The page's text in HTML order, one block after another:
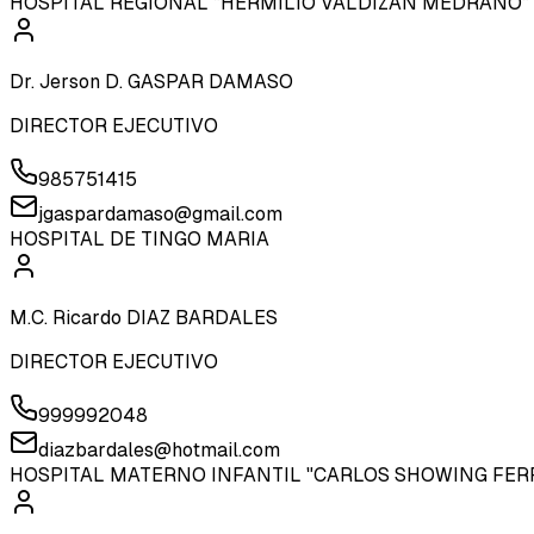
Dr. Jerson D. GASPAR DAMASO
DIRECTOR EJECUTIVO
985751415
jgaspardamaso@gmail.com
HOSPITAL DE TINGO MARIA
M.C. Ricardo DIAZ BARDALES
DIRECTOR EJECUTIVO
999992048
diazbardales@hotmail.com
HOSPITAL MATERNO INFANTIL "CARLOS SHOWING